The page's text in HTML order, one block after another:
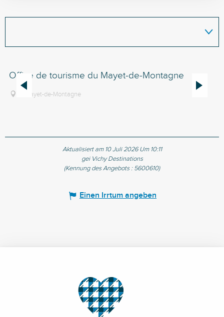
Office de tourisme du Mayet-de-Montagne
Le Mayet-de-Montagne
Aktualisiert am 10 Juli 2026 Um 10:11
gei Vichy Destinations
(Kennung des Angebots : 5600610)
Einen Irrtum angeben